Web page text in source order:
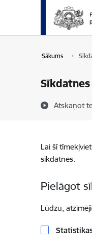
Pāriet uz lapas saturu
Sākums
Sīkdatnes
Atskaņot
Lai šī
sīkdatnes.
Pielāgot
Lūdzu,